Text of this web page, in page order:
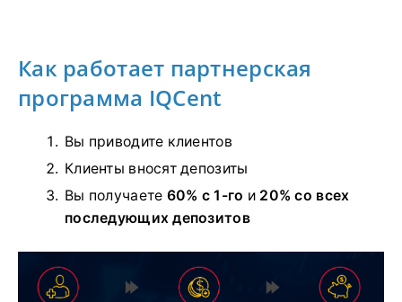
Как работает партнерская
программа IQCent
Вы приводите клиентов
Клиенты вносят депозиты
Вы получаете 60% с 1-го и 20% со всех
последующих депозитов